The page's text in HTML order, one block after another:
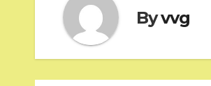
Byvvg